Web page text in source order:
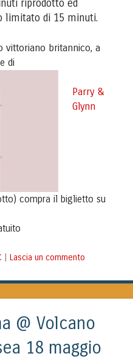
riprodotto ed
limitato di 15 minuti.
vittoriano britannico, a
di
Parry &
Glynn
compra il biglietto su
Lascia un commento
@ Volcano
18 maggio